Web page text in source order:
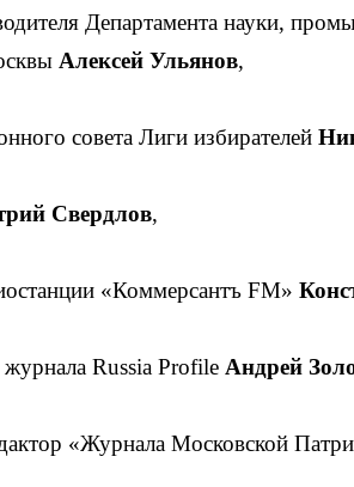
Департамента науки,
Алексей Ульянов,
совета Лиги избирателей
Свердлов,
«Коммерсантъ FM»
Russia Profile Андрей
«Журнала Московской